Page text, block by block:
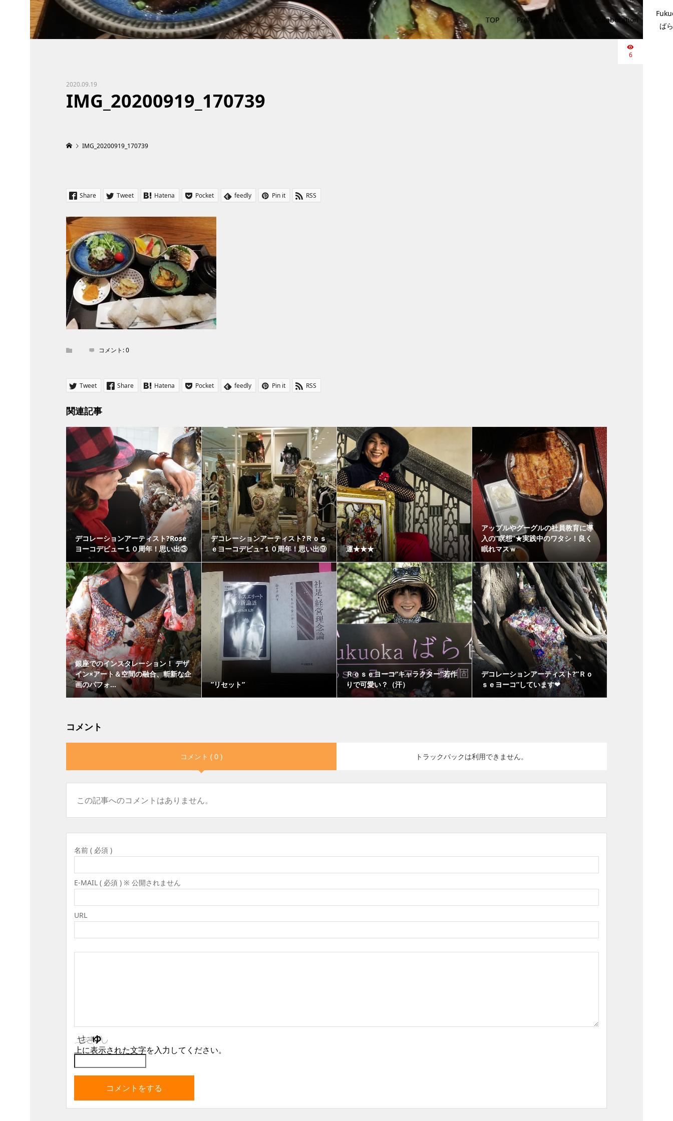
TOP Profile Works Collaboration
ば
2020.09.19
IMG_20200919_170739
6
IMG_20200919_170739
Share Tweet Hatena Pocket feedly Pin it RSS
コメント:0
Tweet Share Hatena Pocket feedly Pin it RSS
関連記事
デコレーションアーティスト?Rose
ヨーコデビュー１０周年！思い出③
デコレーションアーティスト?Ｒｏｓ
ｅヨーコデビュｰ１０周年！思い出⑨
運★★★
アップルやグーグルの社員教育に導
入の”瞑想”★実践中のワタシ！良く
眠れマスｗ
銀座でのインスタレーション！ デザ
イン×アート＆空間の融合、斬新な企
画のパフォ...
”リセット”
Ｒｏｓｅヨーコ“キャラクター”若作
りで可愛い？（汗）
デコレーションアーティスト?”Ｒｏ
ｓｅヨーコ”しています❤
コメント
コメント ( 0 ) トラックバックは利用できません。
この記事へのコメントはありません。
名前 ( 必須 )
E-MAIL ( 必須 ) ※ 公開されません
URL
上に表示された文字を入力してください。